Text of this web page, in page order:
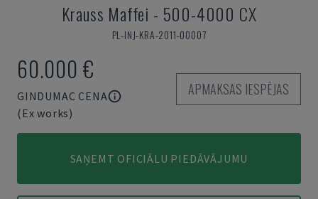
Krauss Maffei - 500-4000 CX
PL-INJ-KRA-2011-00007
60.000 €
GINDUMAC CENA
(Ex works)
APMAKSAS IESPĒJAS
SAŅEMT OFICIĀLU PIEDĀVĀJUMU